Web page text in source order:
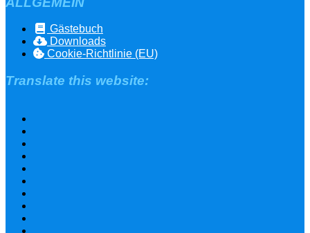
Gästebuch
Downloads
Cookie-Richtlinie (EU)
Translate this website: